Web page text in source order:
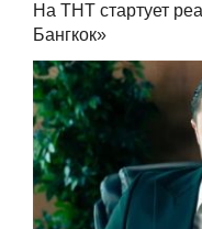
На ТНТ стартует
Бангкок»